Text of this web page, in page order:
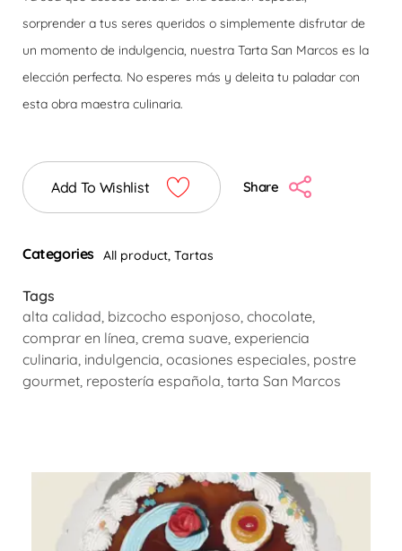
sorprender a tus seres queridos o simplemente disfrutar de
un momento de indulgencia, nuestra Tarta San Marcos es la
elección perfecta. No esperes más y deleita tu paladar con
esta obra maestra culinaria.
Add To Wishlist Share
Categories All product Tartas
Tags
alta calidad bizcocho esponjoso chocolate
comprar en línea crema suave experiencia
culinaria indulgencia ocasiones especiales postre
gourmet repostería española tarta San Marcos